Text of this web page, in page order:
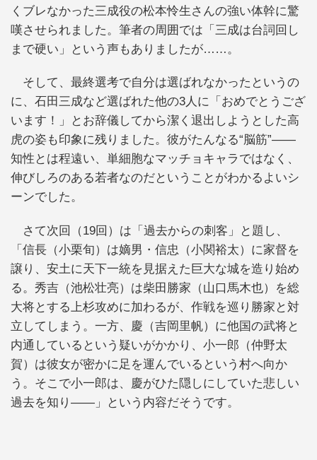
くブレなかった三成役の松本怜生さんの強い体幹に驚
嘆させられました。筆者の周囲では「三成は台詞回し
まで硬い」という声もありましたが……。
そして、最終選考で自分は選ばれなかったというの
に、石田三成など選ばれた他の3人に「おめでとうござ
います！」とお辞儀してから潔く退出しようとした高
虎の姿も印象に残りました。彼がたんなる“脳筋”――
知性とは程遠い、単細胞なマッチョキャラではなく、
伸びしろのある若者なのだということがわかるよいシ
ーンでした。
さて次回（19回）は「過去からの刺客」と題し、
「信長（小栗旬）は嫡男・信忠（小関裕太）に家督を
譲り、安土に天下一統を見据えた巨大な城を造り始め
る。秀吉（池松壮亮）は柴田勝家（山口馬木也）を総
大将とする上杉攻めに加わるが、作戦を巡り勝家と対
立してしまう。一方、慶（吉岡里帆）に他国の武将と
内通しているという疑いがかかり、小一郎（仲野太
賀）は彼女が密かに足を運んでいるという村へ向か
う。そこで小一郎は、慶がひた隠しにしていた悲しい
過去を知り――」という内容だそうです。